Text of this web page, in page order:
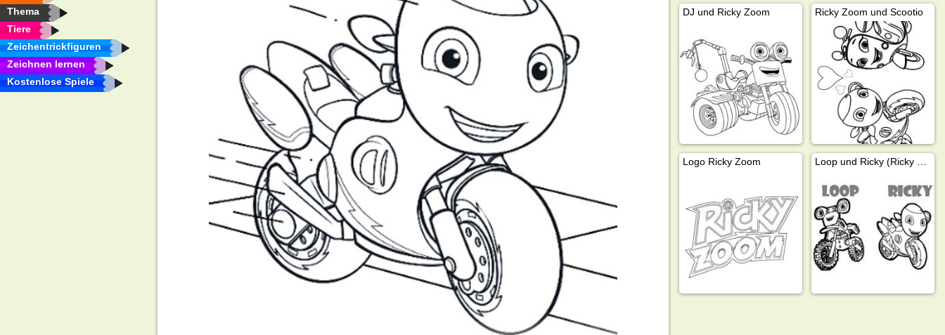
Thema
Tiere
Zeichentrickfiguren
Zeichnen lernen
Kostenlose Spiele
DJ und Ricky Zoom Ricky Zoom und Scootio
Logo Ricky Zoom